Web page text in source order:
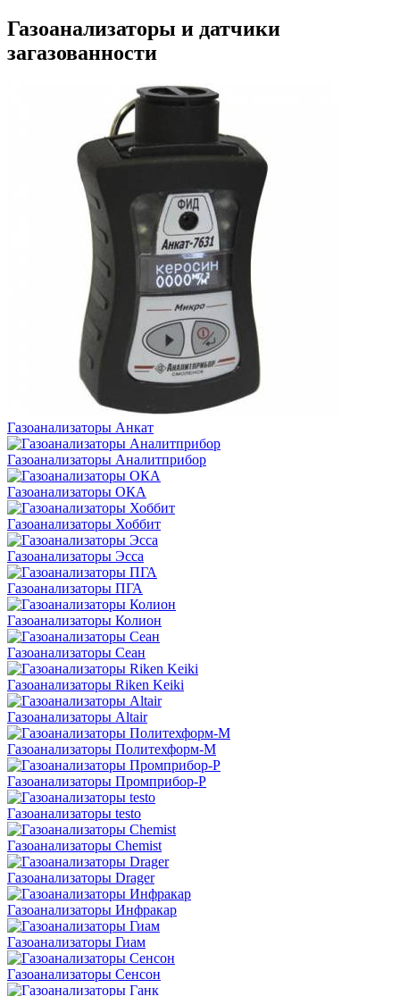
Газоанализаторы и датчики
загазованности
Газоанализаторы Анкат
Газоанализаторы Аналитприбор
Газоанализаторы ОКА
Газоанализаторы Хоббит
Газоанализаторы Эсса
Газоанализаторы ПГА
Газоанализаторы Колион
Газоанализаторы Сеан
Газоанализаторы Riken Keiki
Газоанализаторы Altair
Газоанализаторы Политехформ-М
Газоанализаторы Промприбор-Р
Газоанализаторы testo
Газоанализаторы Chemist
Газоанализаторы Drager
Газоанализаторы Инфракар
Газоанализаторы Гиам
Газоанализаторы Сенсон